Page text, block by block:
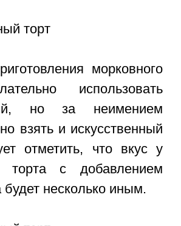
морковного
использовать
но за неимением
взять и искусственный
отметить, что вкус у
торта с добавлением
будет несколько иным.